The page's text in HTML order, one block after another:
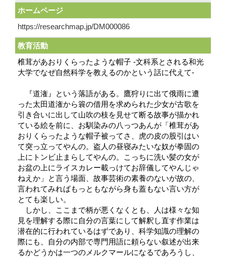
ホームページ
https://researchmap.jp/DM000086
教育活動
椎茸があおりくらったような帽子 -文科系とされる和光
大学でなぜ自然科学を教えるのかという話に代えて-
『道潅』という落語がある。鷹狩りに出て俄雨に遭
った太田道潅から簑の借用を求められた少女が古歌を
引き合いに出して山吹の枝を見せて断る故事が描かれ
ている絵を前に、お馴染みの八っつあんが「椎茸があ
おりくらったような帽子被ってさ、虎の皮の股引はい
て突っ立ってやんの。盗人の昼寝みたいな奴が拳固の
上にトンビ止まらしてやんの。こっちに洗い髪の女が
お盆の上にライスカレー載っけてお辞儀してやんじゃ
ねえか」と言う場面、故事芸術の素養のないが故の、
言われてみればもっともながら身も蓋もない言い方が
とても楽しい。
しかし、ここまで柄が悪くなくとも、人は様々な知
見を理解する際に自分の言葉にして解釈し直す作業は
潜在的に行われているはずであり、科学知識の理解の
際にも、自分の内部で専門用語に頼らない叙述が出来
るかどうかは一つのメルクマールになるであろうし、